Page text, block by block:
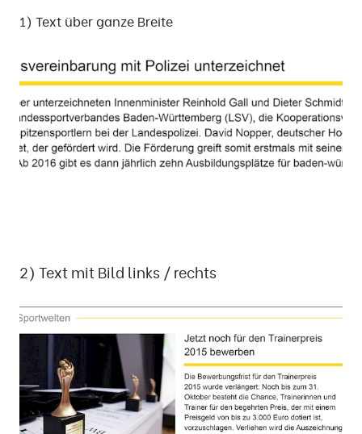
1) Text über ganze Breite
2) Text mit Bild links / rechts